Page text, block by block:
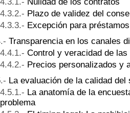
Plazo de validez del
Excepción para
Transparencia en los canales
Control y veracidad de las
Precios personalizados y
La evaluación de la calidad del
La anatomía de la
problema